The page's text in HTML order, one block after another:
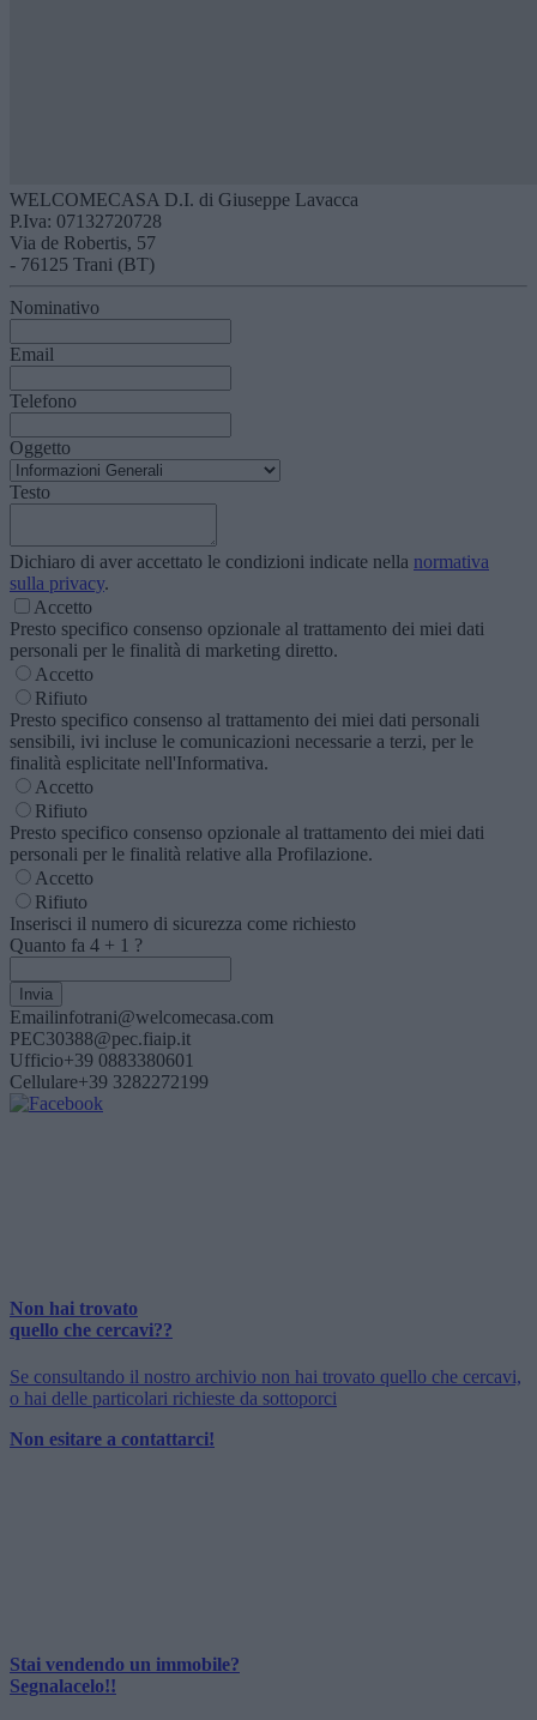
WELCOMECASA D.I. di Giuseppe Lavacca
P.Iva: 07132720728
Via de Robertis, 57
- 76125 Trani (BT)
Nominativo
Email
Telefono
Oggetto
Testo
Dichiaro di aver accettato le condizioni indicate nella normativa
sulla privacy.
Accetto
Presto specifico consenso opzionale al trattamento dei miei dati
personali per le finalità di marketing diretto.
Accetto
Rifiuto
Presto specifico consenso al trattamento dei miei dati personali
sensibili, ivi incluse le comunicazioni necessarie a terzi, per le
finalità esplicitate nell'Informativa.
Accetto
Rifiuto
Presto specifico consenso opzionale al trattamento dei miei dati
personali per le finalità relative alla Profilazione.
Accetto
Rifiuto
Inserisci il numero di sicurezza come richiesto
Quanto fa 4 + 1 ?
Emailinfotrani@welcomecasa.com
PEC30388@pec.fiaip.it
Ufficio+39 0883380601
Cellulare+39 3282272199
Non hai trovato
quello che cercavi??
Se consultando il nostro archivio non hai trovato quello che cercavi,
o hai delle particolari richieste da sottoporci
Non esitare a contattarci!
Stai vendendo un immobile?
Segnalacelo!!